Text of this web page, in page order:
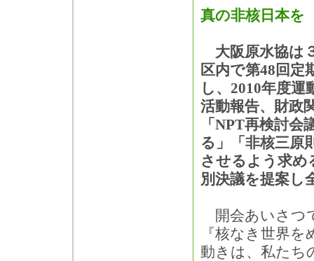
真の非核日本を
大阪原水協は
区内で第48回定
し、2010年度運
活動報告、財政
「NPT再検討会
る」「非核三原
させるよう求め
別決議を提案し
開会あいさつ
『核なき世界
動きは、私たち